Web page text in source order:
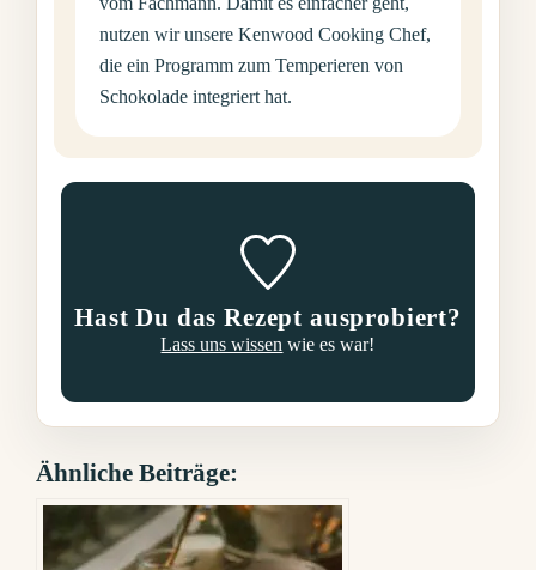
nutzen wir unsere Kenwood Cooking Chef,
die ein Programm zum Temperieren von
Schokolade integriert hat.
Hast Du das Rezept ausprobiert?
Lass uns wissen wie es war!
Ähnliche Beiträge: